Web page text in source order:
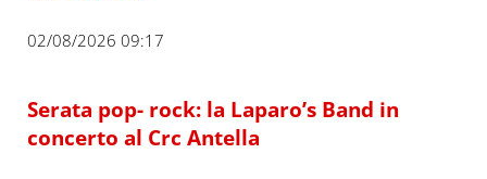
02/08/2026 09:17
Serata pop- rock: la Laparo’s Band in
concerto al Crc Antella